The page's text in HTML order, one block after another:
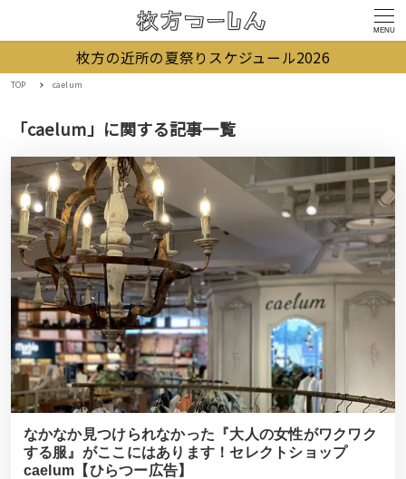
MENU
枚方の近所の夏祭りスケジュール2026
TOP caelum
「caelum」に関する記事一覧
なかなか見つけられなかった『大人の女性がワクワク
する服』がここにはあります！セレクトショップ
caelum【ひらつー広告】